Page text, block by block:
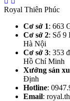
Royal Thiên Phúc
Cơ sở 1: 663
Cơ sở 2: Số 9
Hà Nội​
Cơ sở 3: 353
Hồ Chí Minh
Xưởng sản
Định​
Hotline:
Email: